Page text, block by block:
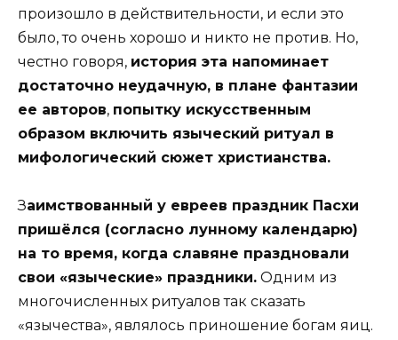
произошло в действительности, и если это
было, то очень хорошо и никто не против. Но,
честно говоря, история эта напоминает
достаточно неудачную, в плане фантазии
ее авторов, попытку искусственным
образом включить языческий ритуал в
мифологический сюжет христианства.
Заимствованный у евреев праздник Пасхи
пришёлся (согласно лунному календарю)
на то время, когда славяне праздновали
свои «языческие» праздники. Одним из
многочисленных ритуалов так сказать
«язычества», являлось приношение богам яиц.